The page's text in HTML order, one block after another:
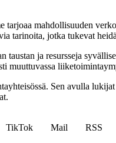
mahdollisuuden
tarinoita, jotka tukevat
ja resursseja
muuttuvassa
Sen avulla
TikTok Mail
RSS